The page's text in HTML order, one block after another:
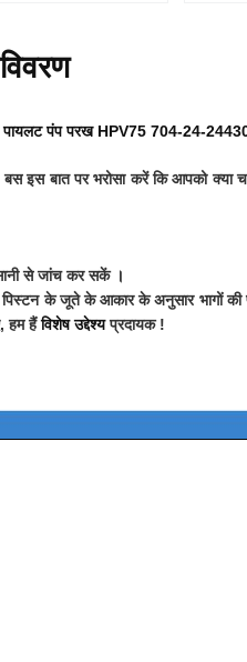
पायलट पंप परख HPV75 704-24-
इस बात पर भरोसा करें कि आपको क्या
से जांच कर सकें ।
पिस्टन के जूते के आकार के अनुसार भागों
हम हैंविशेष उद्देश्यप्रदायक !